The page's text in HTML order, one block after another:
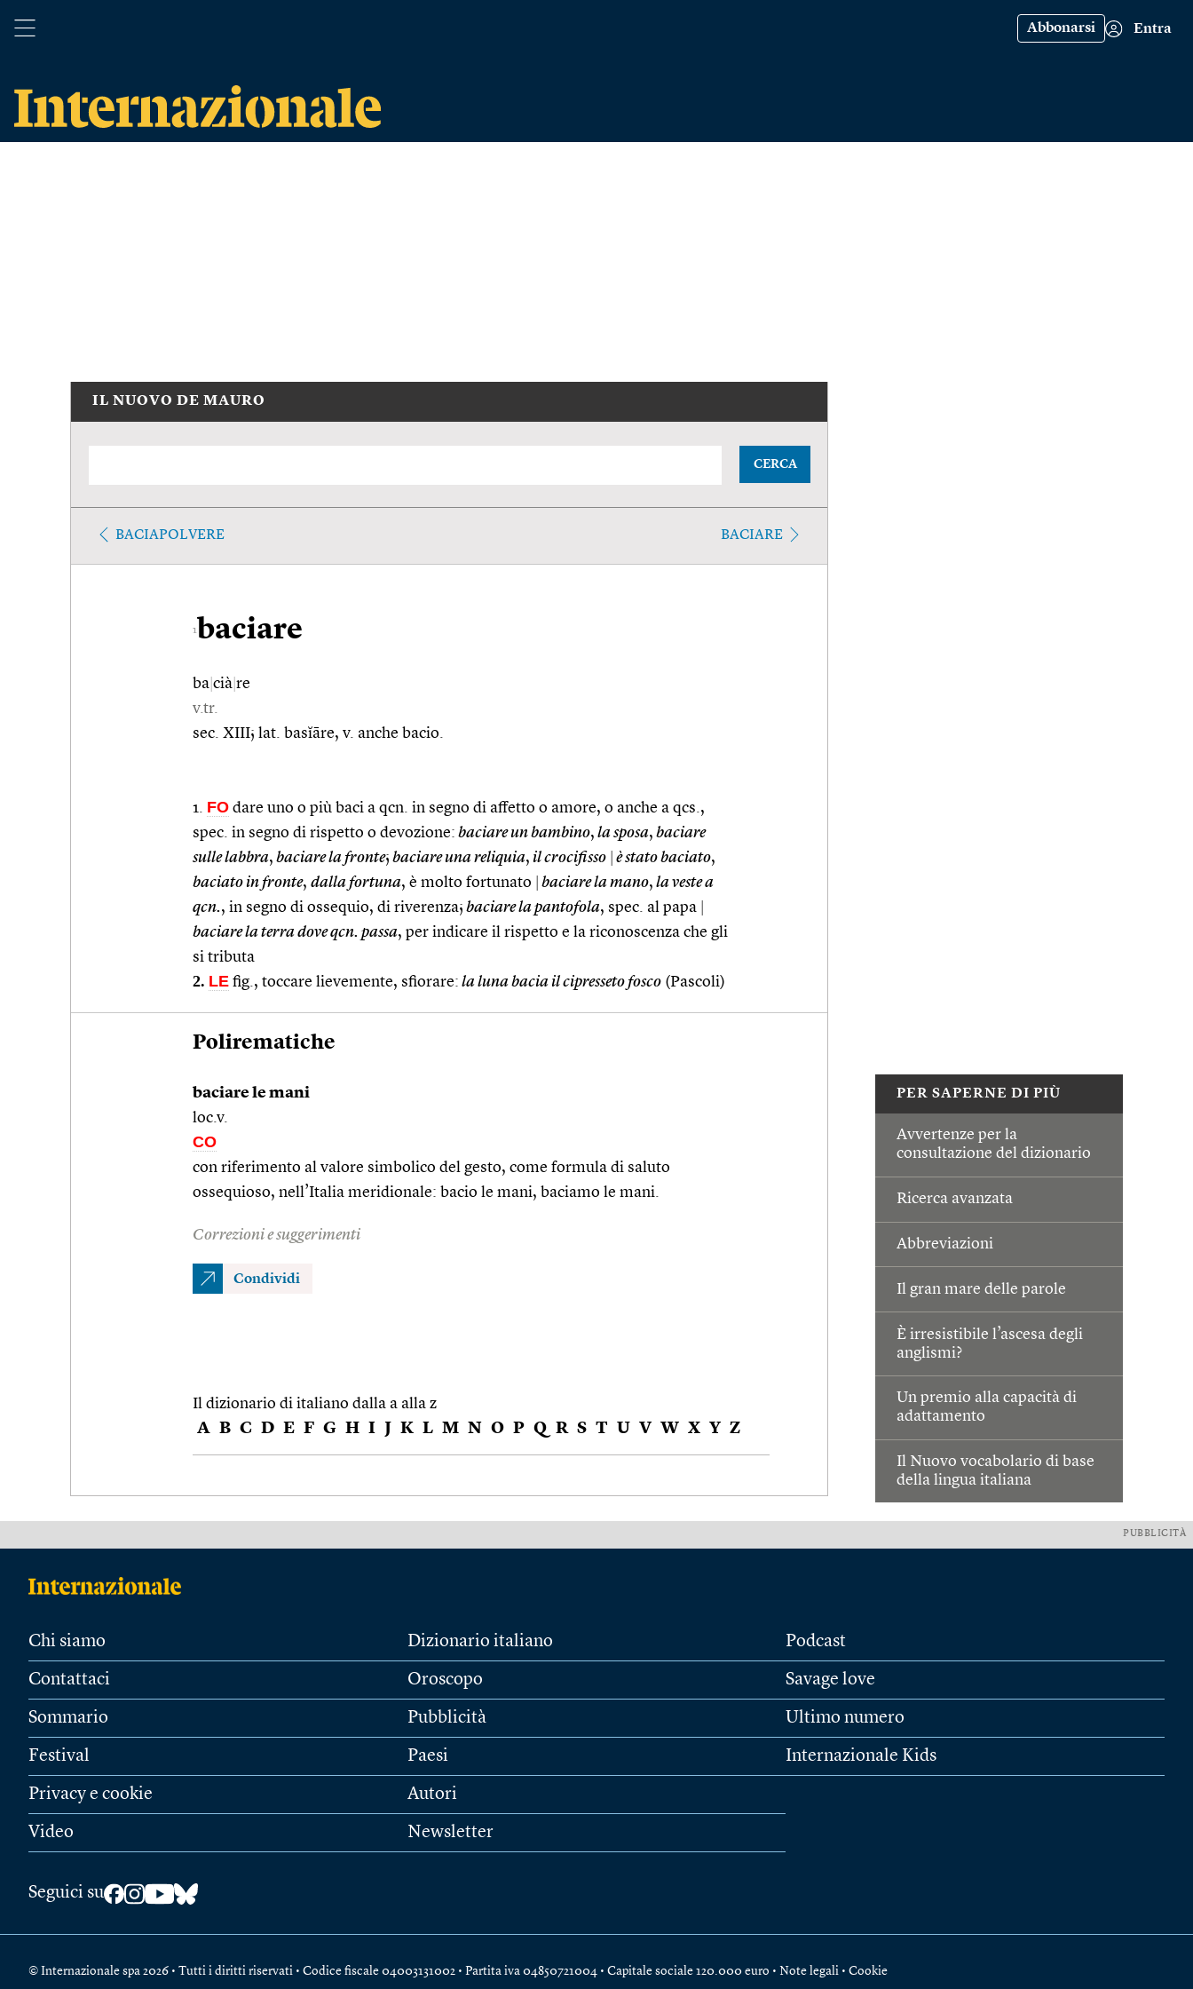
Abbonarsi Entra
PER SAPERNE DI PIÙ
Avvertenze per la
consultazione del dizionario
Ricerca avanzata
Abbreviazioni
Il gran mare delle parole
È irresistibile l’ascesa degli
anglismi?
Un premio alla capacità di
adattamento
Il Nuovo vocabolario di base
della lingua italiana
IL NUOVO DE MAURO
CERCA
BACIAPOLVERE BACIARE
1baciare
ba cià re
v.tr.
sec. XIII; lat. basĭāre, v. anche bacio.
1. FO dare uno o più baci a qcn. in segno di affetto o amore, o anche a qcs.,
spec. in segno di rispetto o devozione: baciare un bambino, la sposa, baciare
sulle labbra, baciare la fronte; baciare una reliquia, il crocifisso è stato baciato,
baciato in fronte, dalla fortuna, è molto fortunato baciare la mano, la veste a
qcn., in segno di ossequio, di riverenza; baciare la pantofola, spec. al papa
baciare la terra dove qcn. passa, per indicare il rispetto e la riconoscenza che gli
si tributa
2. LE fig., toccare lievemente, sfiorare: la luna bacia il cipresseto fosco (Pascoli)
Polirematiche
baciare le mani
loc.v.
CO
con riferimento al valore simbolico del gesto, come formula di saluto
ossequioso, nell’Italia meridionale: bacio le mani, baciamo le mani.
Correzioni e suggerimenti
Condividi
Il dizionario di italiano dalla a alla z
A B C D E F G H I J K L M N O P Q R S T U V W X Y Z
PUBBLICITÀ
Chi siamo
Contattaci
Sommario
Festival
Privacy e cookie
Video
Dizionario italiano
Oroscopo
Pubblicità
Paesi
Autori
Newsletter
Podcast
Savage love
Ultimo numero
Internazionale Kids
Seguici su
© Internazionale spa 2026 • Tutti i diritti riservati • Codice fiscale 04003131002 • Partita iva 04850721004 • Capitale sociale 120.000 euro • Note legali • Cookie